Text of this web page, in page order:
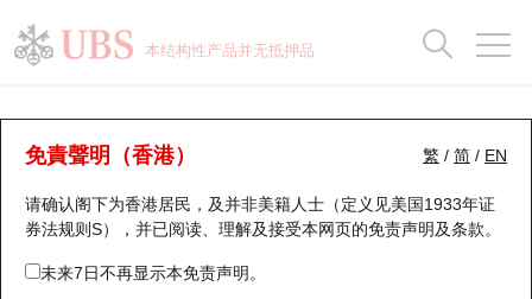
本结构性产品并无抵押品
繁 / 简 / EN
免責聲明（香港）
请确认阁下为香港居民，及并非美籍人士（定义见美国1933年证
券法规则S），并已阅读、理解及接受本网页的免责声明及条款。
未来7日不再显示本免责声明。
牛熊证分析仪
表现 街货统计 比较
55320 瑞银熊证 HSI 恒生指数
瑞银认股证一览
新发行瑞银认股证
即将到期认股证
街货统计
比较
牛熊全景快搜
牛熊证搜寻
牛熊证街货分布图
街货统计
比较
十大升幅/跌幅
十大认股证成交分布
十天股证占大市成交
正股分析仪
二十大活跃股份
恒指成份股
持股比重
显示所有持股比重
每月轮证大市专题
轮证专栏
讲座及教育短片